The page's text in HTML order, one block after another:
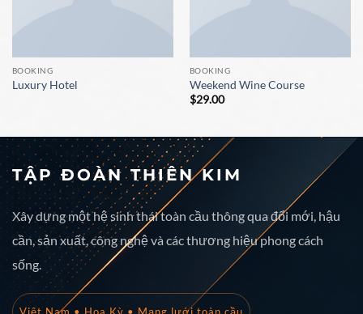
BOOKING
Luxury Hotel
BOOKING
Weekend Wine Course
$29.00
TẬP ĐOÀN THIÊN KIM
Xây dựng một hệ sinh thái toàn cầu thông qua đổi mới, hậu
cần, sản xuất, công nghệ và các thương hiệu phong cách
sống.